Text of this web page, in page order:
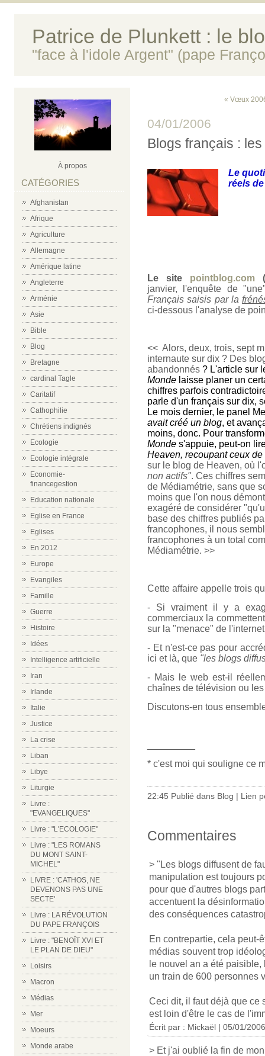
Patrice de Plunkett : le
"face à l'idole Argent" (pape
À propos
CATÉGORIES
Afghanistan
Afrique
Agriculture
Allemagne
Amérique latine
Angleterre
Arménie
Asie
Bible
Blog
Bretagne
cardinal Tagle
Caritatif
Cathophilie
Chrétiens indignés
Ecologie
Ecologie intégrale
Economie-
financegestion
Education nationale
Eglise en France
Eglises
En 2012
Europe
Evangiles
Famille
Guerre
Histoire
Idées
Intelligence artificielle
Iran
Irlande
Italie
Justice
La crise
Liban
Libye
Liturgie
Livre :
"EVANGELIQUES"
Livre : "L'ECOLOGIE"
Livre : "LES ROMANS
DU MONT SAINT-
MICHEL"
LIVRE : 'CATHOS, NE
DEVENONS PAS UNE
SECTE'
Livre : LA RÉVOLUTION
DU PAPE FRANÇOIS
Livre : "BENOÎT XVI ET
LE PLAN DE DIEU"
Loisirs
Macron
Médias
Mer
Moeurs
Monde arabe
« Vœux
04/01/2006
Blogs français :
Le
réels
Le site pointblog.com
janvier, l'enquête de
Français saisis par la
ci-dessous l'analyse de
<< Alors, deux, trois, sept
internaute sur dix ? Des
abandonnés ? L'article sur
Monde laisse planer un
chiffres parfois
parle d'un français sur dix,
Le mois dernier, le panel
avait créé un blog, et
moins, donc. Pour
Monde s'appuie, peut-on
Heaven, recoupant ceux
sur le blog de Heaven, où
non actifs". Ces chiffres
de Médiamétrie, sans que
moins que l'on nous
exagéré de considérer
base des chiffres publiés
francophones, il nous
francophones à un total
Médiamétrie. >>
Cette affaire appelle trois
- Si vraiment il y a
commerciaux la
sur la "menace" de
- Et n'est-ce pas pour
ici et là, que "les blogs
- Mais le web est-il
chaînes de télévision ou
Discutons-en tous
* c'est moi qui souligne ce
22:45 Publié dans Blog | Lien
Commentaires
> "Les blogs diffusent de
manipulation est toujours
pour que d'autres blogs
accentuent la
des conséquences
En contrepartie, cela peut-
médias souvent trop
le nouvel an a été
un train de 600 personnes
Ceci dit, il faut déjà que ce
est loin d'être le cas de
Écrit par : Mickaël | 05/01/2006
> Et j'ai oublié la fin de